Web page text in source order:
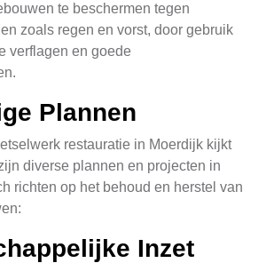
te beschermen tegen
zoals regen en vorst, door gebruik
verflagen en goede
Plannen
restauratie in Moerdijk kijkt
diverse plannen en projecten in
richten op het behoud en herstel van
Inzet